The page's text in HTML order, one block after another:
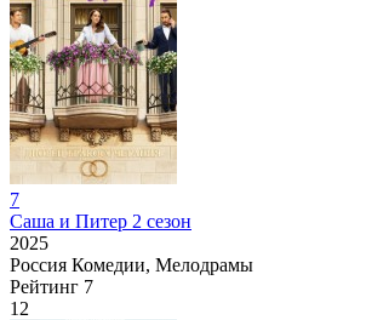
7
Саша и Питер 2 сезон
2025
Россия Комедии, Мелодрамы
Рейтинг 7
12